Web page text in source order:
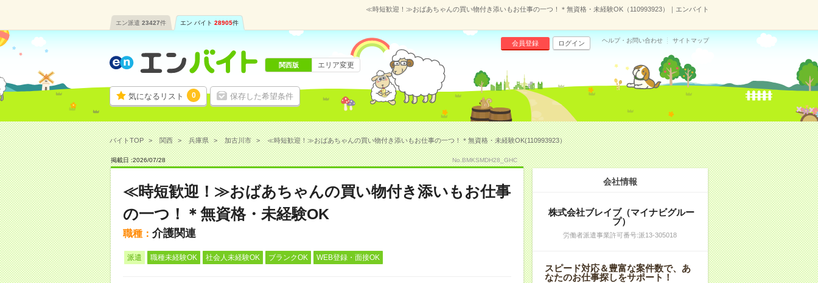
≪時短歓迎！≫おばあちゃんの買い物付き添いもお仕事の一つ！＊無資格・未経験OK（110993923）｜エンバイト
エン派遣 23427件 エン バイト 28905件
気になるリスト 0 保存した希望条件
会員登録 ログイン ヘルプ・お問い合わせ サイトマップ
関西版 エリア変更
バイトTOP 関西 兵庫県 加古川市 ≪時短歓迎！≫おばあちゃんの買い物付き添いもお仕事の一つ！＊無資格・未経験OK(110993923）
掲載日 :2026/07/28 No.BMKSMDH28_GHC
≪時短歓迎！≫おばあちゃんの買い物付き添いもお仕事
の一つ！＊無資格・未経験OK
職種： 介護関連
派遣 職種未経験OK 社会人未経験OK ブランクOK WEB登録・面接OK
会社情報
株式会社ブレイブ（マイナビグルー
プ）
労働者派遣事業許可番号:派13-305018
スピード対応＆豊富な案件数で、あ
なたのお仕事探しをサポート！